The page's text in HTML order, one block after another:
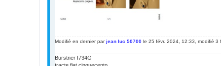
Modifié en dernier parjean luc 50700 le 25 févr. 2024, 12:33, modifié 3
Burstner I734G